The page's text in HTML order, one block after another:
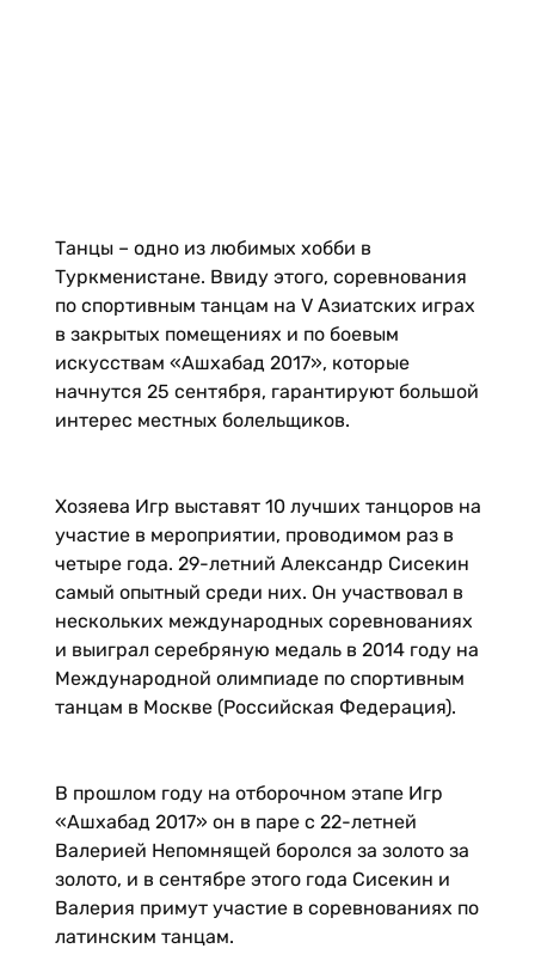
Танцы – одно из любимых хобби в
Туркменистане. Ввиду этого, соревнования
по спортивным танцам на V Азиатских играх
в закрытых помещениях и по боевым
искусствам «Ашхабад 2017», которые
начнутся 25 сентября, гарантируют большой
интерес местных болельщиков.
Хозяева Игр выставят 10 лучших танцоров на
участие в мероприятии, проводимом раз в
четыре года. 29-летний Александр Сисекин
самый опытный среди них. Он участвовал в
нескольких международных соревнованиях
и выиграл серебряную медаль в 2014 году на
Международной олимпиаде по спортивным
танцам в Москве (Российская Федерация).
В прошлом году на отборочном этапе Игр
«Ашхабад 2017» он в паре с 22-летней
Валерией Непомнящей боролся за золото за
золото, и в сентябре этого года Сисекин и
Валерия примут участие в соревнованиях по
латинским танцам.